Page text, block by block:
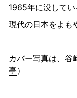
1965年に没してい
現代の日本をよも
カバー写真は、谷
亭）